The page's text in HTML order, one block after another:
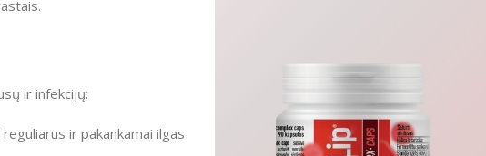
ir infekcijų:
ir pakankamai ilgas